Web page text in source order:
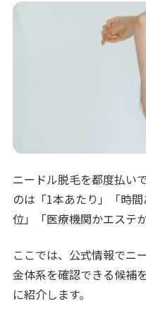
ニードル脱毛を都度払い
のは「1本あたり」「時
位」「医療機関かエステ
ここでは、公式情報でニ
金体系を確認できる候補
に紹介します。